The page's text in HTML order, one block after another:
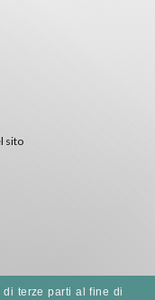
sito
terze parti al fine di